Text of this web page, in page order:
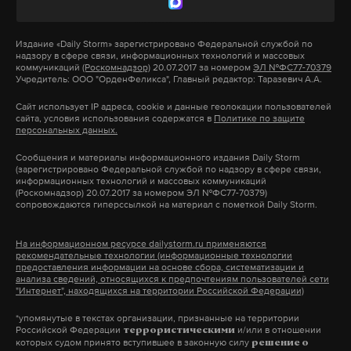
распивали спиртные напитки в общественном
месте. Сотрудники ППС подошли к ним,
порядка и составили на них административный
протокол. Но этот кусочек видео, где мужчин
сажают в машину, в интернете вывернули так,
будто облава! Это даже не вчера было. Эти все
кусочки скомпоновали — и вот такое ощущение,
В полиции такжепризвалипредставителей СМИ,
использовать достоверные источники
информации, не допускать распространения
Издание «Daily Storm» зарегистрировано Федеральной службой по
надзору в сфере связи, информационных технологий и массовых
коммуникаций (Роскомнадзор) 20.07.2017 за номером ЭЛ №ФС77-70379
Учредитель: ООО "ОрденФеликса", Главный редактор: Таразевич А.А.
Сайт использует IP адреса, cookie и данные геолокации пользователей
сайта, условия использования содержатся в Политике по защите
персональных данных.
Сообщения и материалы информационного издания Daily Storm
(зарегистрировано Федеральной службой по надзору в сфере связи,
информационных технологий и массовых коммуникаций
(Роскомнадзор) 20.07.2017 за номером ЭЛ №ФС77-70379)
сопровождаются гиперссылкой на материал с пометкой Daily Storm.
На информационном ресурсе dailystorm.ru применяются
рекомендательные технологии (информационные технологии
предоставления информации на основе сбора, систематизации и
анализа сведений, относящихся к предпочтениям пользователей сети
"Интернет", находящихся на территории Российской Федерации)
*упомянутые в текстах организации, признанные на территории
Российской Федерации террористическими и/или в отношении
которых судом принято вступившее в законную силу решение о